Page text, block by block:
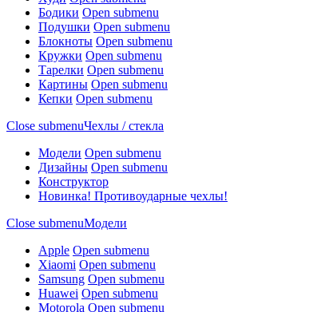
Бодики Open submenu
Подушки Open submenu
Блокноты Open submenu
Кружки Open submenu
Тарелки Open submenu
Картины Open submenu
Кепки Open submenu
Close submenuЧехлы / стекла
Модели Open submenu
Дизайны Open submenu
Конструктор
Новинка! Противоударные чехлы!
Close submenuМодели
Apple Open submenu
Xiaomi Open submenu
Samsung Open submenu
Huawei Open submenu
Motorola Open submenu